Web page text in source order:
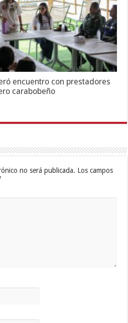
encuentro con prestadores
carabobeño
no será publicada. Los campos